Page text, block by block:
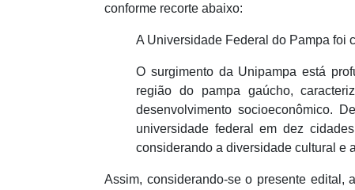
conforme recorte abaixo:
A Universidade Federal do Pampa foi
O surgimento da Unipampa está
região do pampa gaúcho,
desenvolvimento socioeconômico.
universidade federal em dez
considerando a diversidade cultural e
Assim, considerando-se o presente edital,